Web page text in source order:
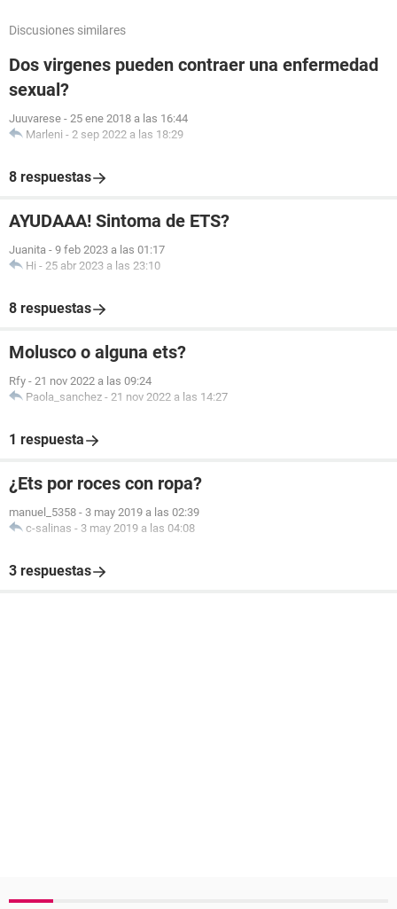
Discusiones similares
Dos virgenes pueden contraer una enfermedad
sexual?
Juuvarese - 25 ene 2018 a las 16:44
Marleni - 2 sep 2022 a las 18:29
8 respuestas
AYUDAAA! Sintoma de ETS?
Juanita - 9 feb 2023 a las 01:17
Hi - 25 abr 2023 a las 23:10
8 respuestas
Molusco o alguna ets?
Rfy - 21 nov 2022 a las 09:24
Paola_sanchez - 21 nov 2022 a las 14:27
1 respuesta
¿Ets por roces con ropa?
manuel_5358 - 3 may 2019 a las 02:39
c-salinas - 3 may 2019 a las 04:08
3 respuestas